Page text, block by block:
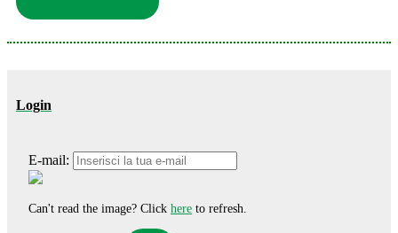
Login
E-mail:
Can't read the image? Click here to refresh.